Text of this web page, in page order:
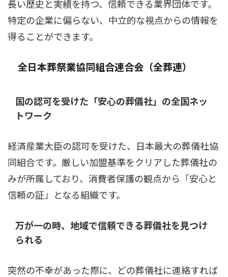
長い歴史と実績を持つ、信頼できる業界団体です。
特定の企業に偏らない、中立的な視点からの情報を
得ることができます。
全日本葬祭業協同組合連合会（全葬連）
国の認可を受けた「安心の葬儀社」の全国ネッ
トワーク
経済産業大臣の認可を受けた、日本最大の葬儀社協
同組合です。厳しい加盟基準をクリアした葬儀社の
みが所属しており、消費者保護の観点から「安心と
信頼の証」となる組織です。
万が一の時、地域で信頼できる葬儀社を見つけ
られる
突然の不幸があった際に、どの葬儀社に連絡すれば